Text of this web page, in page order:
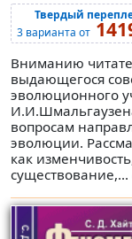
Твердый
3 варианта от
Вниманию
выдающегося
эволюционного
вопросам
эволюции.
как
существование,...